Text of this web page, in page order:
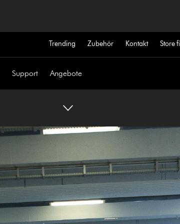
Trending Zubehör Kontakt Store
Support Angebote